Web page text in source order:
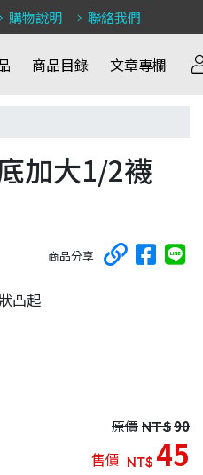
購物說明 聯絡我們
商品目錄 文章專欄
加大1/2襪
商品分享
凸起
原價NT$90
售價 NT$ 45